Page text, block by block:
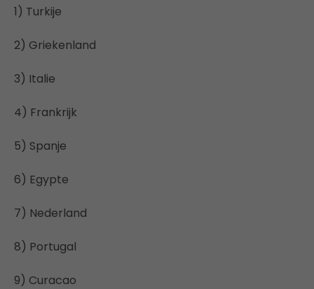
1) Turkije
2) Griekenland
3) Italie
4) Frankrijk
5) Spanje
6) Egypte
7) Nederland
8) Portugal
9) Curacao